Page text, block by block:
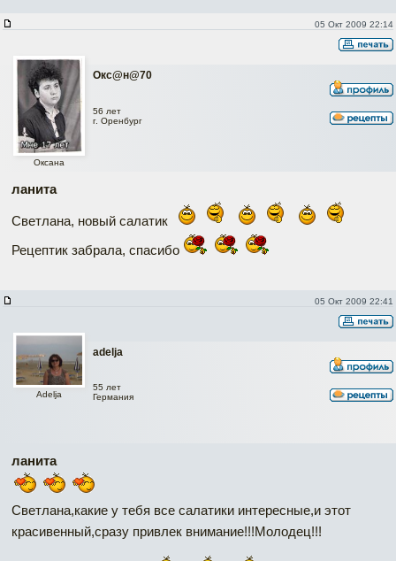
05 Окт 2009 22:14
Окc@н@70
Оксана
56 лет
г. Оренбург
ланита
Светлана, новый салатик
Рецептик забрала, спасибо
05 Окт 2009 22:41
adelja
Adelja
55 лет
Германия
ланита
Светлана,какие у тебя все салатики интересные,и этот
красивенный,сразу привлек внимание!!!Молодец!!!